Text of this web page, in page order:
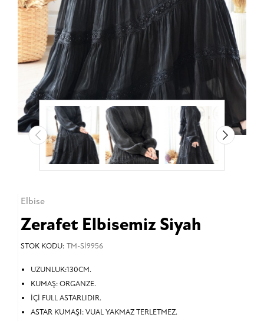
Elbise
Zerafet Elbisemiz Siyah
STOK KODU: TM-Sİ9956
UZUNLUK:130CM.
KUMAŞ: ORGANZE.
İÇİ FULL ASTARLIDIR.
ASTAR KUMAŞI: VUAL YAKMAZ TERLETMEZ.